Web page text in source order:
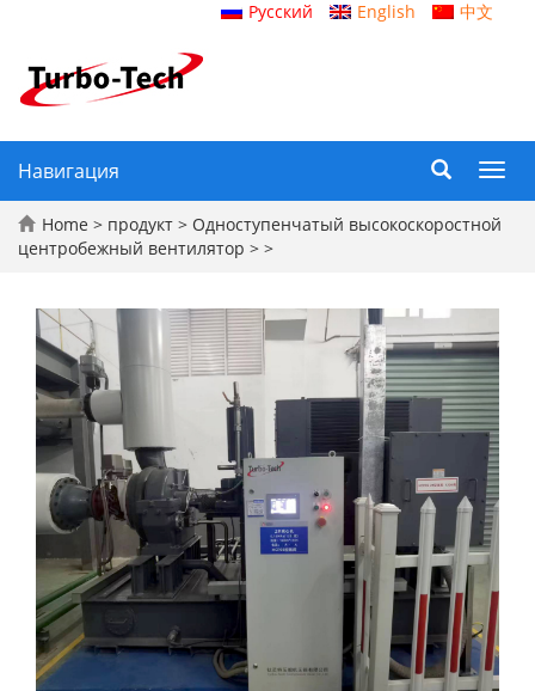
Русский English 中文
Навигация
Home > продукт > Одноступенчатый высокоскоростной
центробежный вентилятор > >